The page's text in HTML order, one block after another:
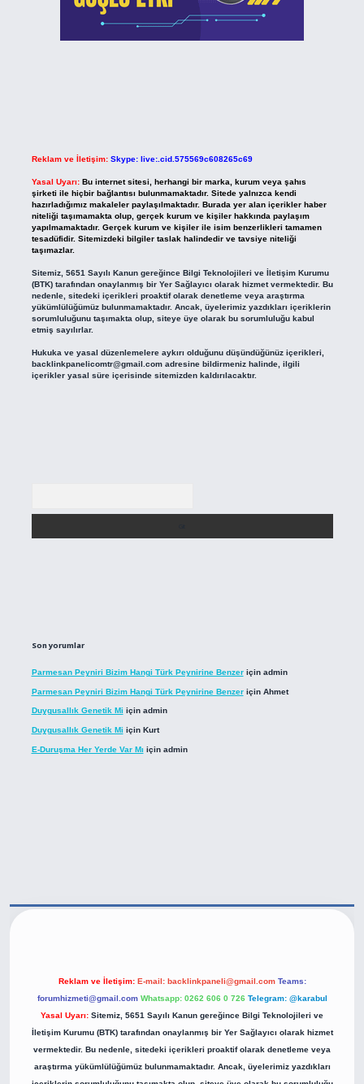
Reklam ve İletişim: Skype: live:.cid.575569c608265c69
Yasal Uyarı: Bu internet sitesi, herhangi bir marka, kurum veya şahıs
şirketi ile hiçbir bağlantısı bulunmamaktadır. Sitede yalnızca kendi
hazırladığımız makaleler paylaşılmaktadır. Burada yer alan içerikler haber
niteliği taşımamakta olup, gerçek kurum ve kişiler hakkında paylaşım
yapılmamaktadır. Gerçek kurum ve kişiler ile isim benzerlikleri tamamen
tesadüfidir. Sitemizdeki bilgiler taslak halindedir ve tavsiye niteliği
taşımazlar.
Sitemiz, 5651 Sayılı Kanun gereğince Bilgi Teknolojileri ve İletişim Kurumu
(BTK) tarafından onaylanmış bir Yer Sağlayıcı olarak hizmet vermektedir. Bu
nedenle, sitedeki içerikleri proaktif olarak denetleme veya araştırma
yükümlülüğümüz bulunmamaktadır. Ancak, üyelerimiz yazdıkları içeriklerin
sorumluluğunu taşımakta olup, siteye üye olarak bu sorumluluğu kabul
etmiş sayılırlar.
Hukuka ve yasal düzenlemelere aykırı olduğunu düşündüğünüz içerikleri,
backlinkpanelicomtr@gmail.comadresine bildirmeniz halinde, ilgili
içerikler yasal süre içerisinde sitemizden kaldırılacaktır.
Son yorumlar
Parmesan Peyniri Bizim Hangi Türk Peynirine Benzeriçin admin
Parmesan Peyniri Bizim Hangi Türk Peynirine Benzeriçin Ahmet
Duygusallık Genetik Mi için admin
Duygusallık Genetik Mi için Kurt
E-Duruşma Her Yerde Var Mı için admin
Reklam ve İletişim: E-mail: backlinkpaneli@gmail.com Teams:
forumhizmeti@gmail.com Whatsapp: 0262 606 0 726 Telegram: @karabul
Yasal Uyarı: Sitemiz, 5651 Sayılı Kanun gereğince Bilgi Teknolojileri ve
İletişim Kurumu (BTK) tarafından onaylanmış bir Yer Sağlayıcı olarak hizmet
vermektedir. Bu nedenle, sitedeki içerikleri proaktif olarak denetleme veya
araştırma yükümlülüğümüz bulunmamaktadır. Ancak, üyelerimiz yazdıkları